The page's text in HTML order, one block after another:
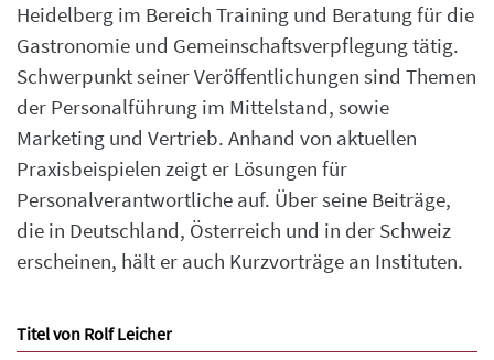
Heidelberg im Bereich Training und Beratung für die
Gastronomie und Gemeinschaftsverpflegung tätig.
Schwerpunkt seiner Veröffentlichungen sind Themen
der Personalführung im Mittelstand, sowie
Marketing und Vertrieb. Anhand von aktuellen
Praxisbeispielen zeigt er Lösungen für
Personalverantwortliche auf. Über seine Beiträge,
die in Deutschland, Österreich und in der Schweiz
erscheinen, hält er auch Kurzvorträge an Instituten.
Titel von Rolf Leicher